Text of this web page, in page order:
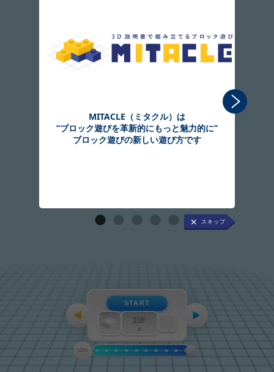
MITACLE（ミタクル）は
“ブロック遊びを革新的にもっと魅力的に”
ブロック遊びの新しい遊び方です
START
10F
白
100%